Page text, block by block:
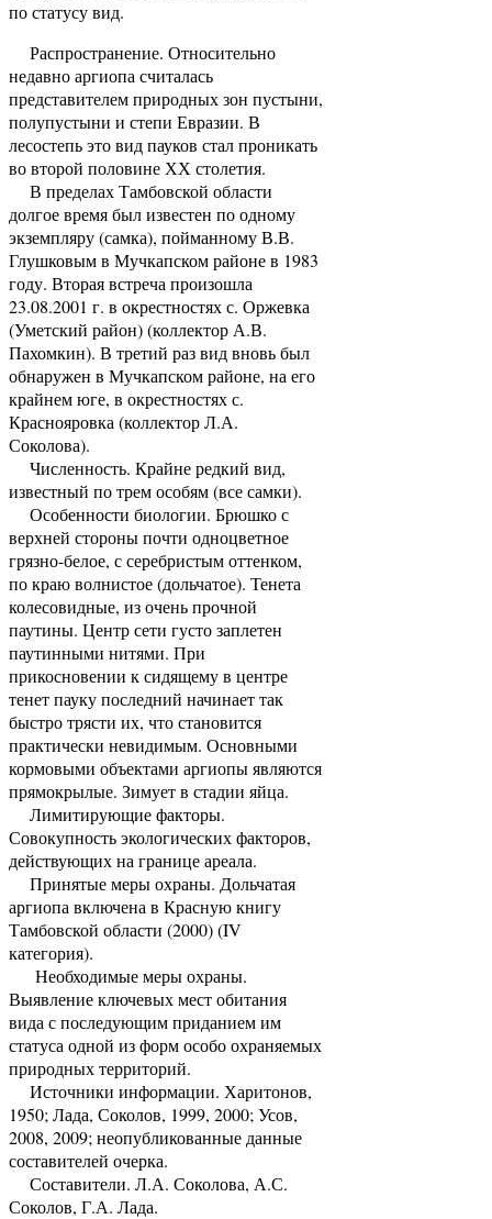
по статусу вид.
Распространение. Относительно
недавно аргиопа считалась
представителем природных зон пустыни,
полупустыни и степи Евразии. В
лесостепь это вид пауков стал проникать
во второй половине ХХ столетия.
В пределах Тамбовской области
долгое время был известен по одному
экземпляру (самка), пойманному В.В.
Глушковым в Мучкапском районе в 1983
году. Вторая встреча произошла
23.08.2001 г. в окрестностях с. Оржевка
(Уметский район) (коллектор А.В.
Пахомкин). В третий раз вид вновь был
обнаружен в Мучкапском районе, на его
крайнем юге, в окрестностях с.
Краснояровка (коллектор Л.А.
Соколова).
Численность. Крайне редкий вид,
известный по трем особям (все самки).
Особенности биологии. Брюшко с
верхней стороны почти одноцветное
грязно-белое, с серебристым оттенком,
по краю волнистое (дольчатое). Тенета
колесовидные, из очень прочной
паутины. Центр сети густо заплетен
паутинными нитями. При
прикосновении к сидящему в центре
тенет пауку последний начинает так
быстро трясти их, что становится
практически невидимым. Основными
кормовыми объектами аргиопы являются
прямокрылые. Зимует в стадии яйца.
Лимитирующие факторы.
Совокупность экологических факторов,
действующих на границе ареала.
Принятые меры охраны. Дольчатая
аргиопа включена в Красную книгу
Тамбовской области (2000) (IV
категория).
Необходимые меры охраны.
Выявление ключевых мест обитания
вида с последующим приданием им
статуса одной из форм особо охраняемых
природных территорий.
Источники информации. Харитонов,
1950; Лада, Соколов, 1999, 2000; Усов,
2008, 2009; неопубликованные данные
составителей очерка.
Составители. Л.А. Соколова, А.С.
Соколов, Г.А. Лада.